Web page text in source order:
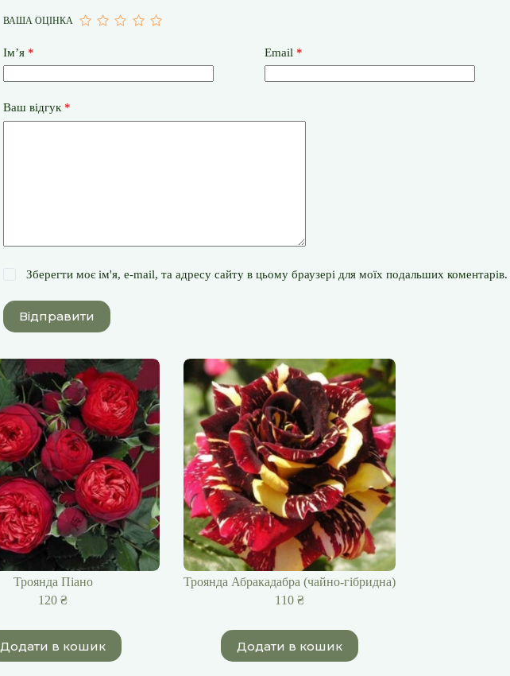
ВАША ОЦІНКА
Ім’я* Email *
Ваш відгук *
Зберегти моє ім'я, e-mail, та адресу сайту в цьому браузері для моїх подальших коментарів.
Відправити
Троянда Піано
120₴
Додати в кошик
Троянда Абракадабра (чайно-гібридна)
110 ₴
Додати в кошик